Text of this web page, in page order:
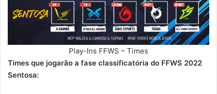
Play-Ins FFWS – Times
Times que jogarão a fase classificatória do FFWS 2022
Sentosa: